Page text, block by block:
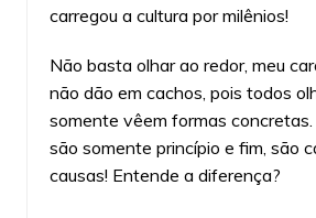
carregou a cultura por milênios!
Não basta olhar ao redor, meu
não dão em cachos, pois todos
somente vêem formas
são somente princípio e fim, são
causas! Entende a diferença?